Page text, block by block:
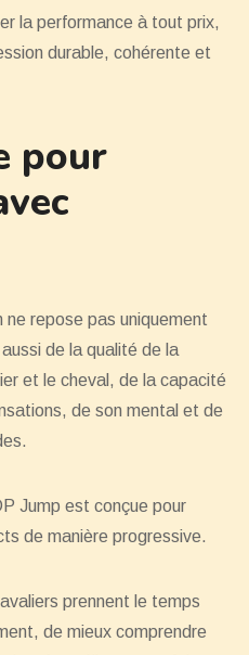
la performance à tout prix,
durable, cohérente et
pour
ne repose pas uniquement
de la qualité de la
et le cheval, de la capacité
de son mental et de
Jump est conçue pour
de manière progressive.
prennent le temps
de mieux comprendre